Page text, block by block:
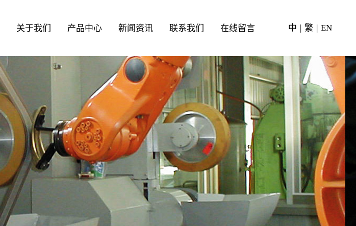
关于我们 产品中心 新闻资讯 联系我们 在线留言 中 | 繁 | EN